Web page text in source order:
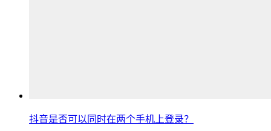
抖音是否可以同时在两个手机上登录？